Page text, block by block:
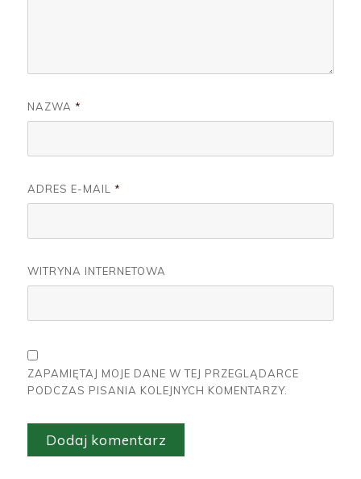
NAZWA *
ADRES E-MAIL *
WITRYNA INTERNETOWA
ZAPAMIĘTAJ MOJE DANE W TEJ PRZEGLĄDARCE
PODCZAS PISANIA KOLEJNYCH KOMENTARZY.